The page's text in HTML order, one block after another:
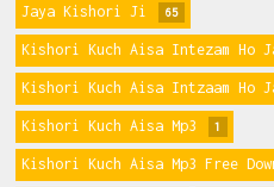
Jaya Kishori Ji 65
Kishori Kuch Aisa Intezam Ho
Kishori Kuch Aisa Intzaam Ho
Kishori Kuch Aisa Mp3 1
Kishori Kuch Aisa Mp3 Free